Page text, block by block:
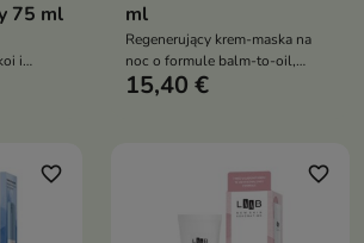
75 ml
i
ml
Regenerujący krem-maska na
noc o formule balm-to-oil,
przeznaczony do pielęgnacji
15,40 €
favorite_border favorite_border